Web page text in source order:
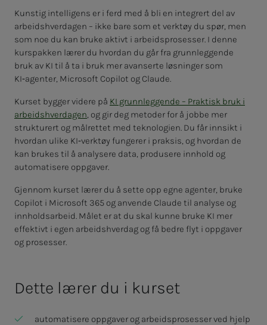
Kunstig intelligens er i ferd med å bli en integrert del av
arbeidshverdagen – ikke bare som et verktøy du spør, men
som noe du kan bruke aktivt i arbeidsprosesser. I denne
kurspakken lærer du hvordan du går fra grunnleggende
bruk av KI til å ta i bruk mer avanserte løsninger som
KI‑agenter, Microsoft Copilot og Claude.
Kurset bygger videre på KI grunnleggende – Praktisk bruk i
arbeidshverdagen , og gir deg metoder for å jobbe mer
strukturert og målrettet med teknologien. Du får innsikt i
hvordan ulike KI‑verktøy fungerer i praksis, og hvordan de
kan brukes til å analysere data, produsere innhold og
automatisere oppgaver.
Gjennom kurset lærer du å sette opp egne agenter, bruke
Copilot i Microsoft 365 og anvende Claude til analyse og
innholdsarbeid. Målet er at du skal kunne bruke KI mer
effektivt i egen arbeidshverdag og få bedre flyt i oppgaver
og prosesser.
Dette lærer du i kurset
automatisere oppgaver og arbeidsprosesser ved hjelp